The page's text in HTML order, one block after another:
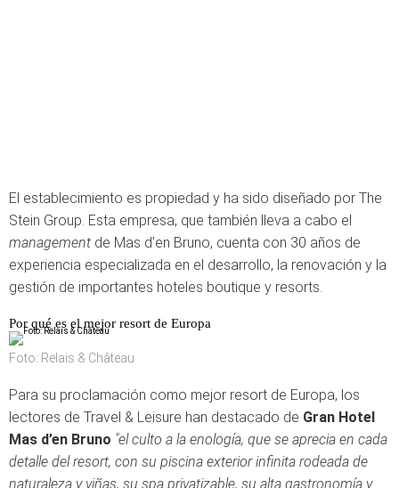
El establecimiento es propiedad y ha sido diseñado por The
Stein Group. Esta empresa, que también lleva a cabo el
management de Mas d’en Bruno, cuenta con 30 años de
experiencia especializada en el desarrollo, la renovación y la
gestión de importantes hoteles boutique y resorts.
Por qué es el mejor resort de Europa
Foto: Relais & Château
Para su proclamación como mejor resort de Europa, los
lectores de Travel & Leisure han destacado de Gran Hotel
Mas d’en Bruno "el culto a la enología, que se aprecia en cada
detalle del resort, con su piscina exterior infinita rodeada de
naturaleza y viñas, su spa privatizable, su alta gastronomía y